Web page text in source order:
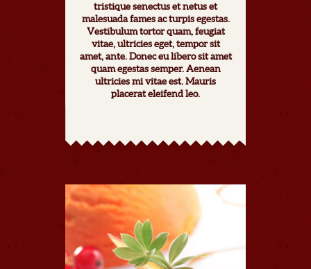
tristique senectus et netus et
malesuada fames ac turpis egestas.
Vestibulum tortor quam, feugiat
vitae, ultricies eget, tempor sit
amet, ante. Donec eu libero sit amet
quam egestas semper. Aenean
ultricies mi vitae est. Mauris
placerat eleifend leo.